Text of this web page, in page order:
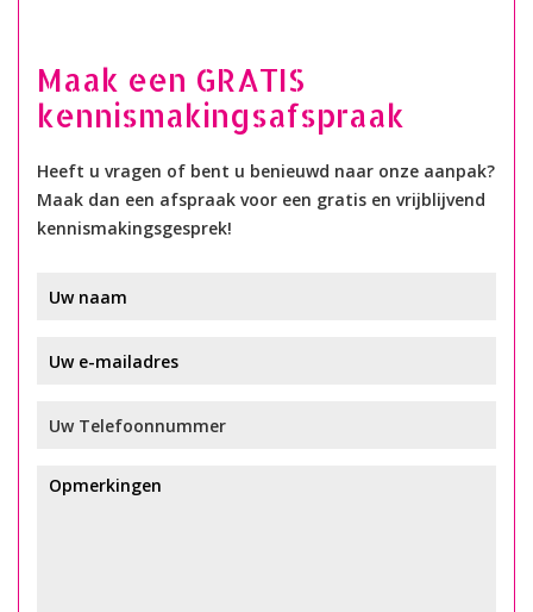
Maak een GRATIS
kennismakingsafspraak
Heeft u vragen of bent u benieuwd naar onze aanpak?
Maak dan een afspraak voor een gratis en vrijblijvend
kennismakingsgesprek!